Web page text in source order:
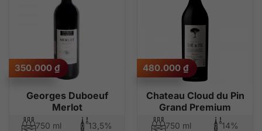
Georges Duboeuf
Merlot
350.000 ₫
750 ml 13,5%
Chateau Cloud du Pin
Grand Premium
480.000 ₫
750 ml 14%